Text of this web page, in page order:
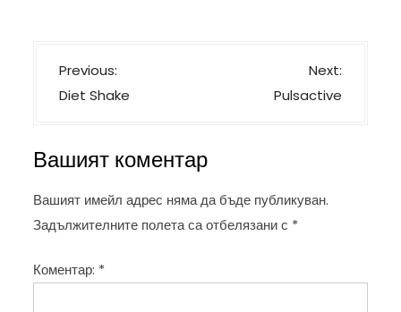
Н
а
г
а
ц
я
Previous:
Diet Shake
Next:
Pulsactive
Вашият коментар
Вашият имейл адрес няма да бъде публикуван.
Задължителните полета са отбелязани с *
Коментар: *